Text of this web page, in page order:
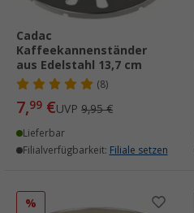
Cadac
Kaffeekannenständer
aus Edelstahl 13,7 cm
(8)
7,99 €UVP 9,95 €
Lieferbar
Filialverfügbarkeit: Filiale setzen
%